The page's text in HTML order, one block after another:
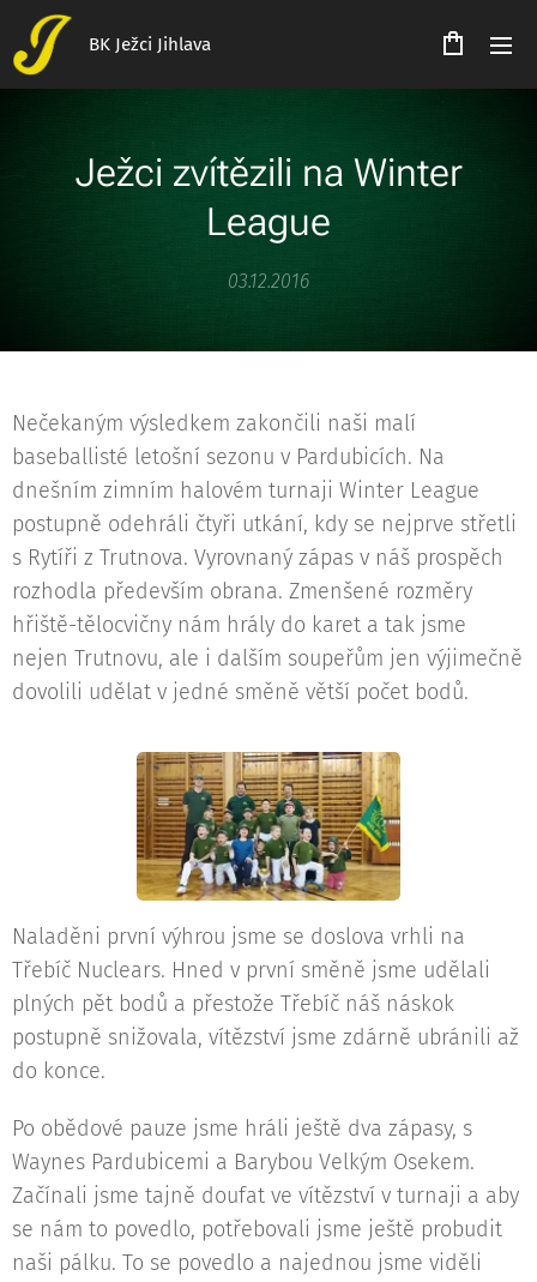
BK Ježci Jihlava
Ježci zvítězili na Winter
League
03.12.2016
Nečekaným výsledkem zakončili naši malí
baseballisté letošní sezonu v Pardubicích. Na
dnešním zimním halovém turnaji Winter League
postupně odehráli čtyři utkání, kdy se nejprve střetli
s Rytíři z Trutnova. Vyrovnaný zápas v náš prospěch
rozhodla především obrana. Zmenšené rozměry
hřiště-tělocvičny nám hrály do karet a tak jsme
nejen Trutnovu, ale i dalším soupeřům jen výjimečně
dovolili udělat v jedné směně větší počet bodů.
Naladěni první výhrou jsme se doslova vrhli na
Třebíč Nuclears. Hned v první směně jsme udělali
plných pět bodů a přestože Třebíč náš náskok
postupně snižovala, vítězství jsme zdárně ubránili až
do konce.
Po obědové pauze jsme hráli ještě dva zápasy, s
Waynes Pardubicemi a Barybou Velkým Osekem.
Začínali jsme tajně doufat ve vítězství v turnaji a aby
se nám to povedlo, potřebovali jsme ještě probudit
naši pálku. To se povedlo a najednou jsme viděli